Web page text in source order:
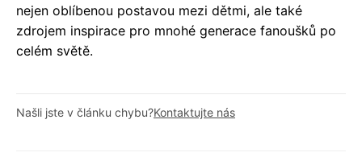
nejen oblíbenou postavou mezi dětmi, ale také
zdrojem inspirace pro mnohé generace fanoušků po
celém světě.
Našli jste v článku chybu?Kontaktujte nás